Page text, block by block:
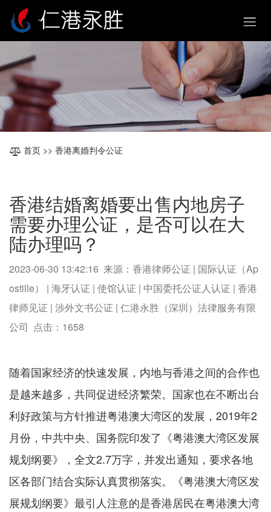
首页 >> 香港离婚判令公证
香港结婚离婚要出售内地房子
需要办理公证，是否可以在大
陆办理吗？
2023-06-30 13:42:16 来源：香港律师公证 | 国际认证（Ap
ostille） | 海牙认证 | 使馆认证 | 中国委托公证人认证 | 香港
律师见证 | 涉外文书公证 | 仁港永胜（深圳）法律服务有限
公司 点击： 1658
随着国家经济的快速发展，内地与香港之间的合作也
是越来越多，共同促进经济繁荣。国家也在不断出台
利好政策与方针推进粤港澳大湾区的发展，2019年2
月份，中共中央、国务院印发了《粤港澳大湾区发展
规划纲要》，全文2.7万字，并发出通知，要求各地
区各部门结合实际认真贯彻落实。《粤港澳大湾区发
展规划纲要》最引人注意的是香港居民在粤港澳大湾